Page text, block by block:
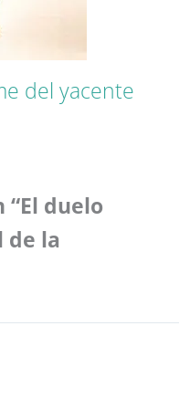
del yacente
“El duelo
de la